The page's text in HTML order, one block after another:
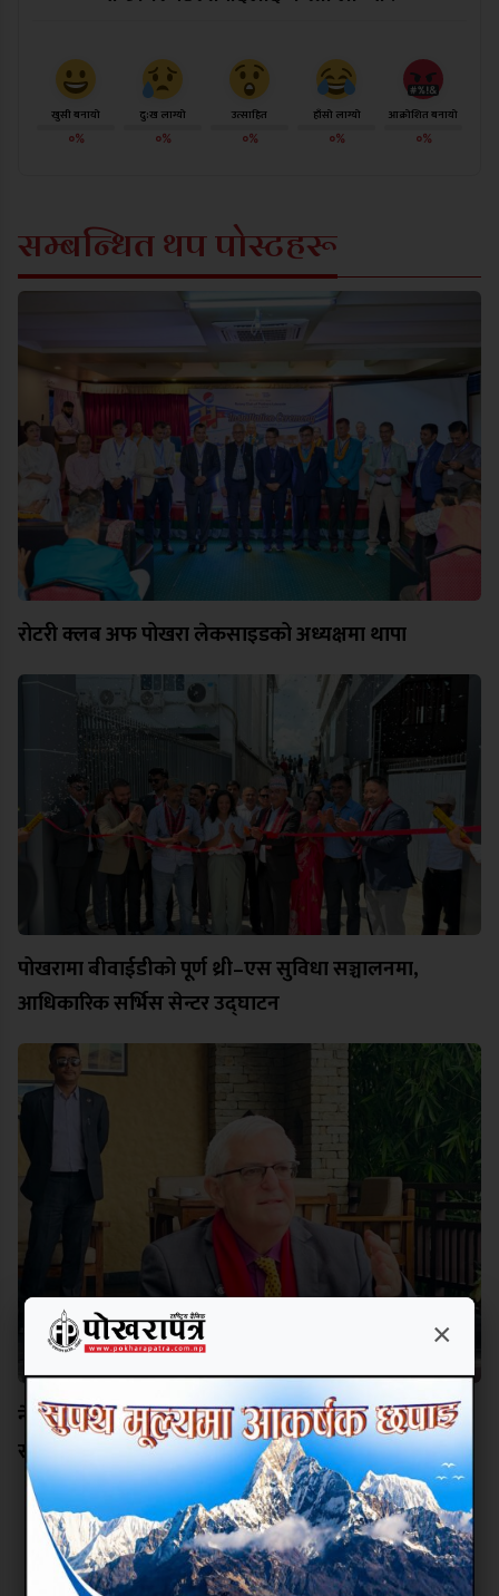
खुसी बनायो
०%
दु:ख लाग्यो
०%
उत्साहित
०%
हाँसो लाग्यो
०%
आक्रोशित बनायो
०%
सम्बन्धित थप पोस्टहरू
रोटरी क्लब अफ पोखरा लेकसाइडको अध्यक्षमा थापा
पोखरामा बीवाईडीको पूर्ण थ्री–एस सुविधा सञ्चालनमा,
आधिकारिक सर्भिस सेन्टर उद्घाटन
नेपालसँग श्रम सहकार्य विस्तार गर्न इजरायल इच्छुक छः
राजदूत बास
×